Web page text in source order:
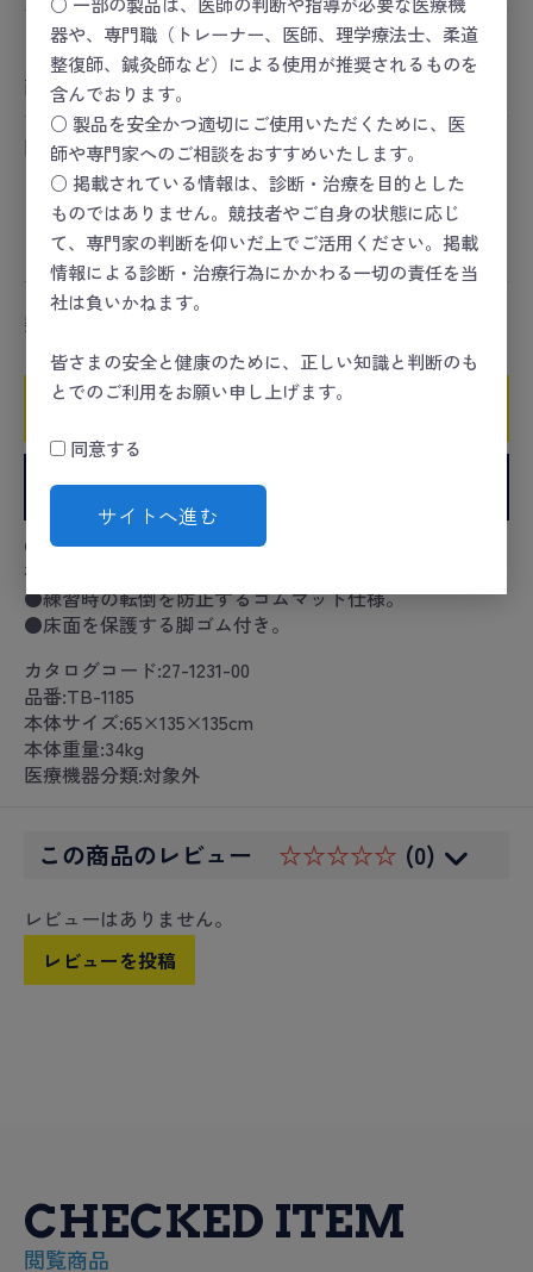
器や、専門職（トレーナー、医師、理学療法士、柔道
整復師、鍼灸師など）による使用が推奨されるものを
含んでおります。
○ 製品を安全かつ適切にご使用いただくために、医
師や専門家へのご相談をおすすめいたします。
○ 掲載されている情報は、診断・治療を目的とした
ものではありません。競技者やご自身の状態に応じ
て、専門家の判断を仰いだ上でご活用ください。掲載
情報による診断・治療行為にかかわる一切の責任を当
社は負いかねます。
皆さまの安全と健康のために、正しい知識と判断のも
とでのご利用をお願い申し上げます。
同意する
サイトへ進む
ー 価格は会員のみ閲覧いただけます ー
商品コード： 27-1231-00
関連カテゴリ
コンディショニング
コンディショニング ＞ リハビリ／トレーニング
コンディショニング ＞ リハビリ／トレーニング＞
ビリ
数量
カートに入れる
お気に入りに追加
●コンパクト設計でコストパフォーマンスにも優れた歩
行練習用階段。
●練習時の転倒を防止するゴムマット仕様。
●床面を保護する脚ゴム付き。
カタログコード:27-1231-00
品番:TB-1185
本体サイズ:65×135×135cm
本体重量:34kg
医療機器分類:対象外
この商品のレビュー ☆☆☆☆☆ (0)
レビューはありません。
レビューを投稿
CHECKED ITEM
閲覧商品